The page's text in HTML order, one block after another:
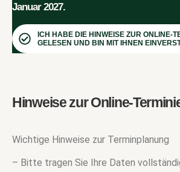
Januar 2027.
ICH HABE DIE HINWEISE ZUR ONLINE-
GELESEN UND BIN MIT IHNEN
Hinweise zur Online-
Wichtige Hinweise zur Terminplanung
– Bitte tragen Sie Ihre Daten